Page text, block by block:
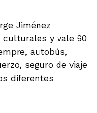
Jiménez
culturales y vale 60
autobús,
seguro de viaje
diferentes